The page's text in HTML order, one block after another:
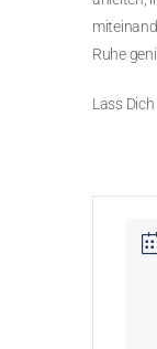
Ruhe
Lass